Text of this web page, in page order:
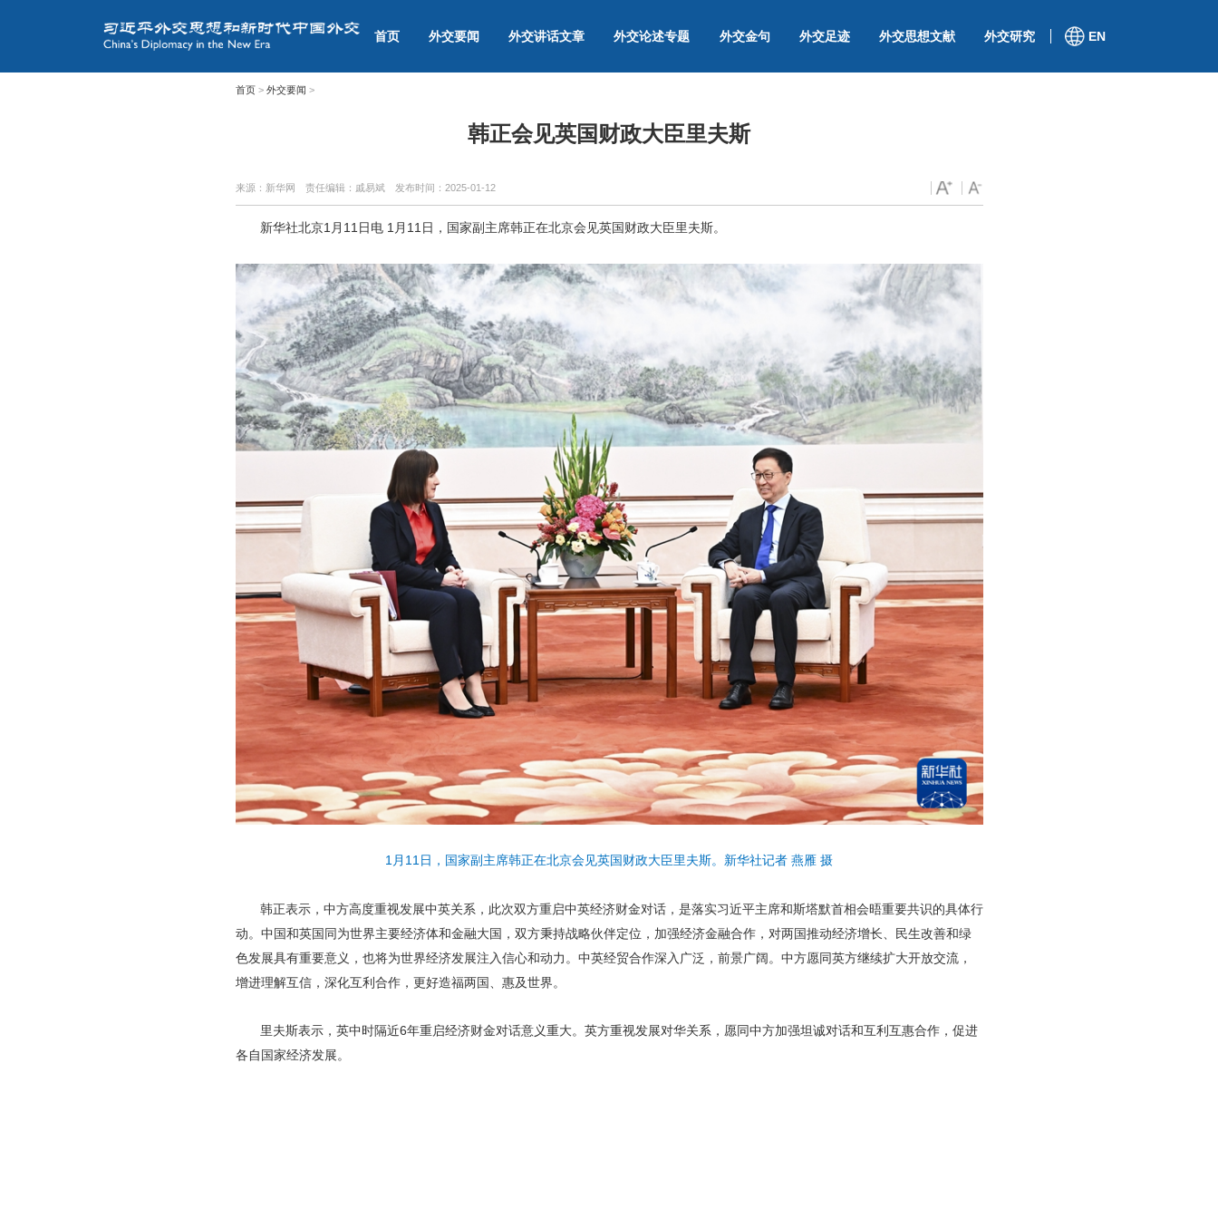
首页 外交要闻 外交讲话文章 外交论述专题 外交金句 外交足迹 外交思想文献 外交研究 EN
首页> 外交要闻 >
韩正会见英国财政大臣里夫斯
来源：新华网 责任编辑：戚易斌 发布时间： 2025-01-12
新华社北京1月11日电 1月11日，国家副主席韩正在北京会见英国财政大臣里夫斯。
1月11日，国家副主席韩正在北京会见英国财政大臣里夫斯。新华社记者 燕雁 摄
韩正表示，中方高度重视发展中英关系，此次双方重启中英经济财金对话，是落实习近平主席和斯塔默首相会晤重要共识的具体行
动。中国和英国同为世界主要经济体和金融大国，双方秉持战略伙伴定位，加强经济金融合作，对两国推动经济增长、民生改善和绿
色发展具有重要意义，也将为世界经济发展注入信心和动力。中英经贸合作深入广泛，前景广阔。中方愿同英方继续扩大开放交流，
增进理解互信，深化互利合作，更好造福两国、惠及世界。
里夫斯表示，英中时隔近6年重启经济财金对话意义重大。英方重视发展对华关系，愿同中方加强坦诚对话和互利互惠合作，促进
各自国家经济发展。